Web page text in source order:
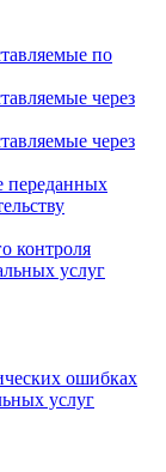
по
через
через
переданных
контроля
услуг
ошибках
услуг